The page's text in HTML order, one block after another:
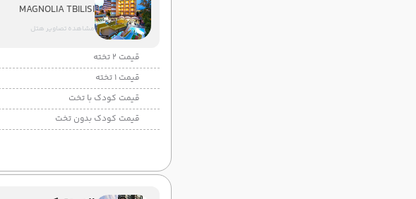
MAGNOLIA TBILISI
مشاهده تصاویر هتل
قیمت 2 تخته
قیمت 1 تخته
قیمت کودک با تخت
قیمت کودک بدون تخت